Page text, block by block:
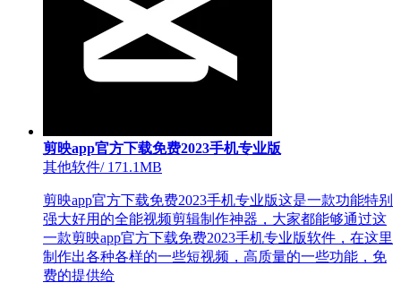
剪映app官方下载免费2023手机专业版
其他软件/171.1MB
剪映app官方下载免费2023手机专业版这是一款功能特别
强大好用的全能视频剪辑制作神器，大家都能够通过这
一款剪映app官方下载免费2023手机专业版软件，在这里
制作出各种各样的一些短视频，高质量的一些功能，免
费的提供给